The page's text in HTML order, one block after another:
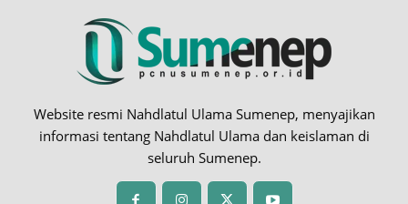
Website resmi Nahdlatul Ulama Sumenep, menyajikan
informasi tentang Nahdlatul Ulama dan keislaman di
seluruh Sumenep.